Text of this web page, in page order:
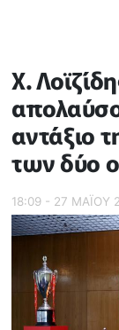
X.
αντάξιο
των δύο
18:09 - 27 ΜΑΪ́ΟΥ